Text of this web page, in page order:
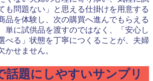
も問題ない」と思える仕掛けを用意する
品を体験し、次の購買へ進んでもらえる
単に試供品を渡すのではなく、「安心し
べる」状態を丁寧につくることが、夫婦
かせません。
話題にしやすいサンプリ